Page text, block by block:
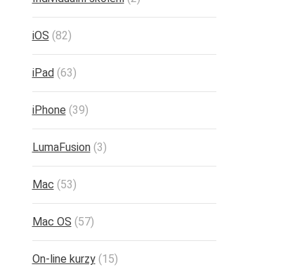
iOS (82)
iPad(63)
iPhone (39)
LumaFusion(3)
Mac (53)
Mac OS (57)
On-line kurzy(15)